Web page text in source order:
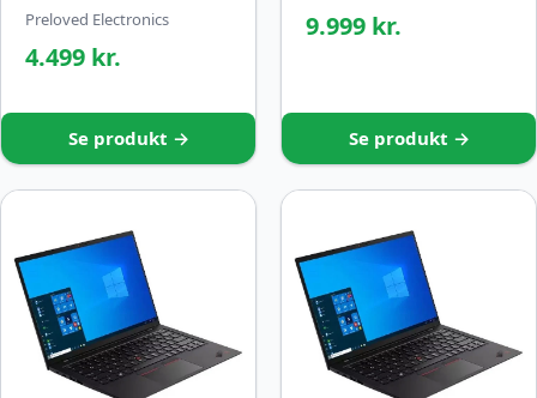
Preloved Electronics
4.499 kr.
Se produkt →
9.999 kr.
Se produkt →